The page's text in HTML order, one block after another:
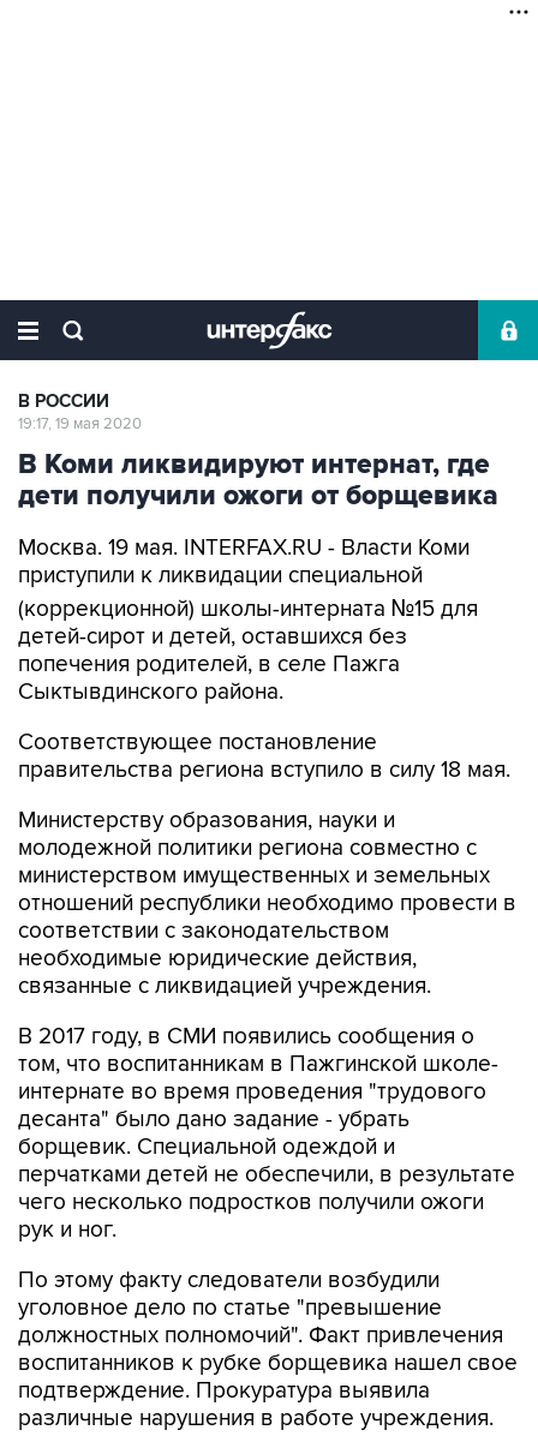
В РОССИИ
19:17, 19 мая 2020
В Коми ликвидируют интернат, где
дети получили ожоги от борщевика
Москва. 19 мая. INTERFAX.RU - Власти Коми
приступили к ликвидации специальной
(коррекционной) школы-интерната №15 для
детей-сирот и детей, оставшихся без
попечения родителей, в селе Пажга
Сыктывдинского района.
Соответствующее постановление
правительства региона вступило в силу 18 мая.
Министерству образования, науки и
молодежной политики региона совместно с
министерством имущественных и земельных
отношений республики необходимо провести в
соответствии с законодательством
необходимые юридические действия,
связанные с ликвидацией учреждения.
В 2017 году, в СМИ появились сообщения о
том, что воспитанникам в Пажгинской школе-
интернате во время проведения "трудового
десанта" было дано задание - убрать
борщевик. Специальной одеждой и
перчатками детей не обеспечили, в результате
чего несколько подростков получили ожоги
рук и ног.
По этому факту следователи возбудили
уголовное дело по статье "превышение
должностных полномочий". Факт привлечения
воспитанников к рубке борщевика нашел свое
подтверждение. Прокуратура выявила
различные нарушения в работе учреждения.